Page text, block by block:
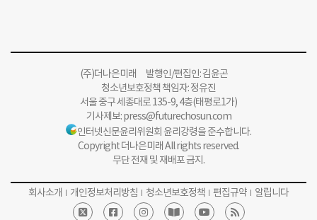
(주)더나은미래 발행인/편집인: 김윤곤
청소년보호정책 책임자: 정유진
서울 중구 세종대로 135-9, 4층(태평로1가)
기사제보:press@futurechosun.com
인터넷신문윤리위원회 윤리강령을 준수합니다.
Copyright 더나은미래 All rights reserved.
무단 전재 및 재배포 금지.
회사소개 개인정보처리방침 청소년보호정책 편집규약 알립니다